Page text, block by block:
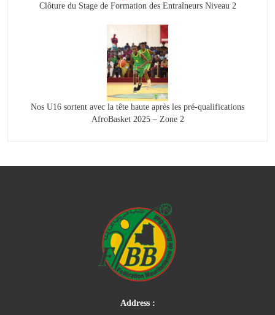
Clôture du Stage de Formation des Entraîneurs Niveau 2
Nos U16 sortent avec la tête haute après les pré-qualifications
AfroBasket 2025 – Zone 2
Address :